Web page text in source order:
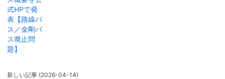
新しい記事 (2026-04-14)